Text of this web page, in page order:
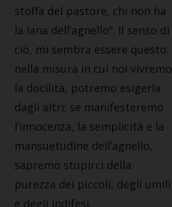
stoffa del pastore, chi non ha
la lana dell’agnello”. Il senso di
ciò, mi sembra essere questo:
nella misura in cui noi vivremo
la docilità, potremo esigerla
dagli altri; se manifesteremo
l’innocenza, la semplicità e la
mansuetudine dell’agnello,
sapremo stupirci della
purezza dei piccoli, degli umili
e degli indifesi.